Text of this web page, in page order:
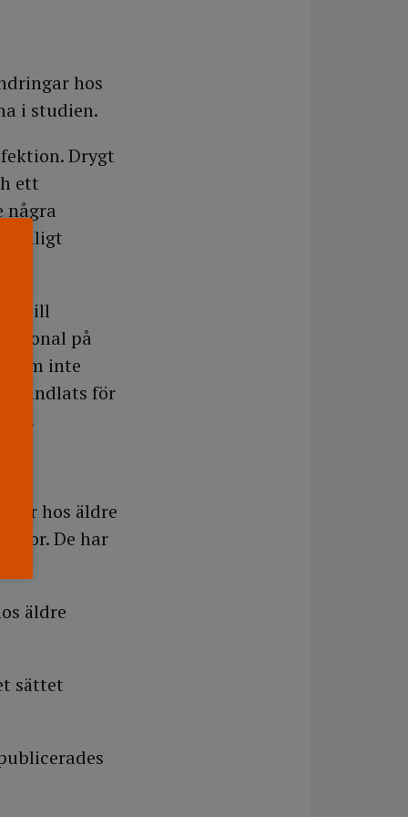
hos
i studien.
Drygt
ett
några
enligt
till
på
som inte
för
hos äldre
De har
äldre
sättet